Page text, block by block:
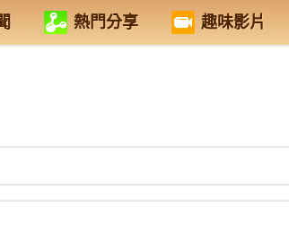
熱門分享 趣味影片